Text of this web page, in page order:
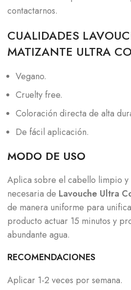
contactarnos.
CUALIDADES
MATIZANTE ULTRA
Vegano.
Cruelty free.
Coloración directa de alta
De fácil aplicación.
MODO DE USO
Aplica sobre el cabello limpio y
necesaria de Lavouche Ultra
de manera uniforme para
producto actuar 15 minutos y
abundante agua.
RECOMENDACIONES
Aplicar 1-2 veces por semana.